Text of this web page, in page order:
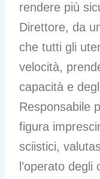
rendere più
Direttore, da
che tutti gli
velocità,
capacità e
Responsabile
figura
sciistici,
l’operato